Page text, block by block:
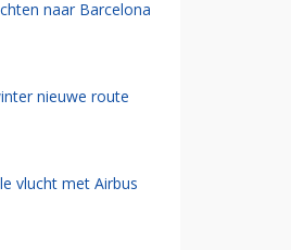
naar Barcelona
nieuwe route
vlucht met Airbus